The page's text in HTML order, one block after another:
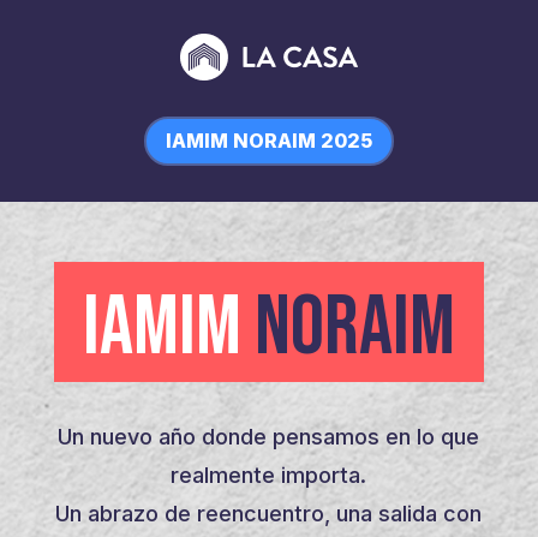
IAMIM NORAIM 2025
IAMIM NORAIM
Un nuevo año donde pensamos en lo que
realmente importa.
Un abrazo de reencuentro, una salida con